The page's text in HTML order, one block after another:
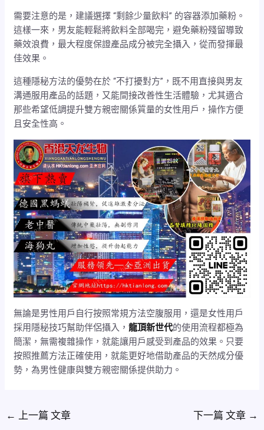
需要注意的是，建議選擇 “剩餘少量飲料” 的容器添加藥粉。
這樣一來，男友能輕鬆將飲料全部喝完，避免藥粉殘留導致
藥效浪費，最大程度保證產品成分被完全攝入，從而發揮最
佳效果。
這種隱秘方法的優勢在於 “不打擾對方”，既不用直接與男友
溝通服用產品的話題，又能間接改善性生活體驗，尤其適合
那些希望低調提升雙方親密關係質量的女性用戶，操作方便
且安全性高。
無論是男性用戶自行按照常規方法空腹服用，還是女性用戶
採用隱秘技巧幫助伴侶攝入，龍頂新世代的使用流程都極為
簡潔，無需複雜操作，就能讓用戶感受到產品的效果。只要
按照推薦方法正確使用，就能更好地借助產品的天然成分優
勢，為男性健康與雙方親密關係提供助力。
← 上一篇 文章 下一篇 文章 →